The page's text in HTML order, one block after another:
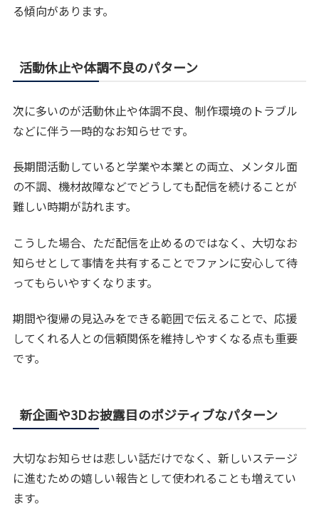
る傾向があります。
活動休止や体調不良のパターン
次に多いのが活動休止や体調不良、制作環境のトラブル
などに伴う一時的なお知らせです。
長期間活動していると学業や本業との両立、メンタル面
の不調、機材故障などでどうしても配信を続けることが
難しい時期が訪れます。
こうした場合、ただ配信を止めるのではなく、大切なお
知らせとして事情を共有することでファンに安心して待
ってもらいやすくなります。
期間や復帰の見込みをできる範囲で伝えることで、応援
してくれる人との信頼関係を維持しやすくなる点も重要
です。
新企画や3Dお披露目のポジティブなパターン
大切なお知らせは悲しい話だけでなく、新しいステージ
に進むための嬉しい報告として使われることも増えてい
ます。